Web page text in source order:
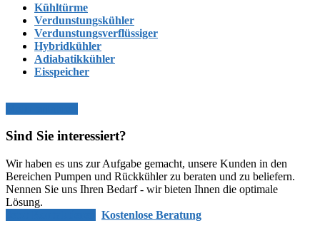
Kühltürme
Verdunstungskühler
Verdunstungsverflüssiger
Hybridkühler
Adiabatikkühler
Eisspeicher
Sind Sie interessiert?
Wir haben es uns zur Aufgabe gemacht, unsere Kunden in den
Bereichen Pumpen und Rückkühler zu beraten und zu beliefern.
Nennen Sie uns Ihren Bedarf - wir bieten Ihnen die optimale
Lösung.
Kostenlose Beratung